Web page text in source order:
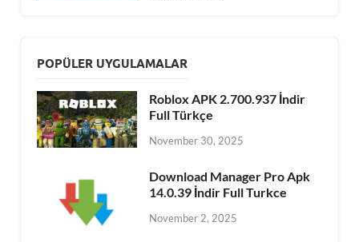
POPÜLER UYGULAMALAR
Roblox APK 2.700.937 İndir
Full Türkçe
November 30, 2025
Download Manager Pro Apk
14.0.39 İndir Full Turkce
November 2, 2025